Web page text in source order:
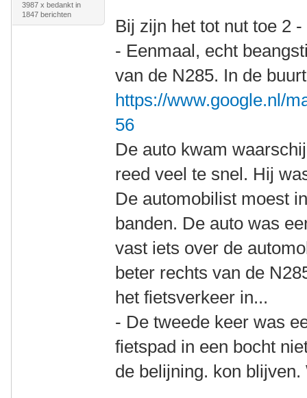
3987 x bedankt in
1847 berichten
Bij zijn het tot nut toe 2
- Eenmaal, echt
van de N285. In de
https://www.google.nl/
56
De auto kwam
reed veel te snel. Hij
De automobilist moest
banden. De auto was
vast iets over de
beter rechts van de
het fietsverkeer in...
- De tweede keer was
fietspad in een bocht
de belijning. kon